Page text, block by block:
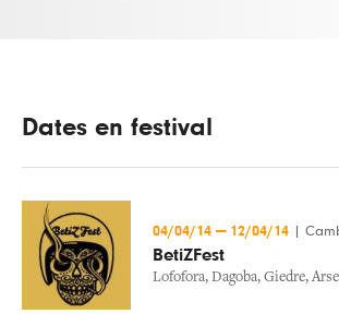
Dates en festival
04/04/14 — 12/04/14
BetiZFest
Lofofora, Dagoba, Giedre,